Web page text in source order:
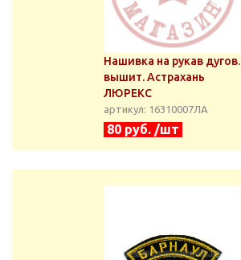
Нашивка на рукав дугов.
вышит. Астрахань
ЛЮРЕКС
артикул: 16310007ЛА
80 руб. /шт